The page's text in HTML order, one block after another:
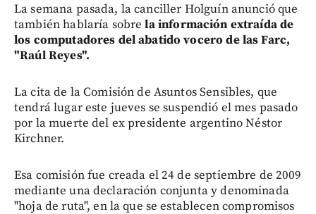
La semana pasada, la canciller Holguín anunció que
también hablaría sobrela información extraída de
los computadores del abatido vocero de las Farc,
"Raúl Reyes".
La cita de la Comisión de Asuntos Sensibles, que
tendrá lugar este jueves se suspendió el mes pasado
por la muerte del ex presidente argentino Néstor
Kirchner.
Esa comisión fue creada el 24 de septiembre de 2009
mediante una declaración conjunta y denominada
"hoja de ruta", en la que se establecen compromisos